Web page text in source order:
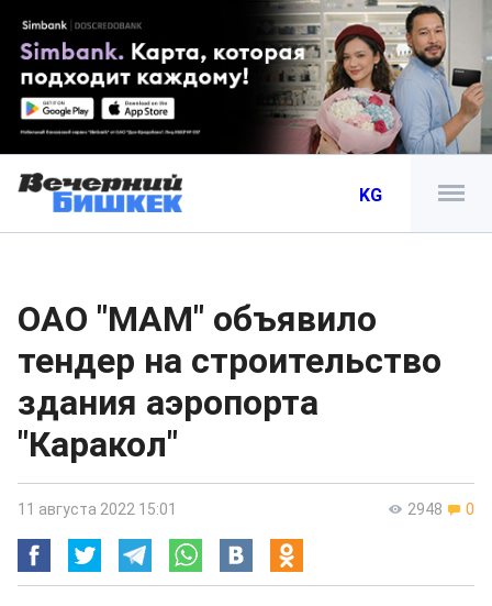
KG
ОАО "МАМ" объявило
тендер на строительство
здания аэропорта
"Каракол"
2948 0
11 августа 2022 15:01